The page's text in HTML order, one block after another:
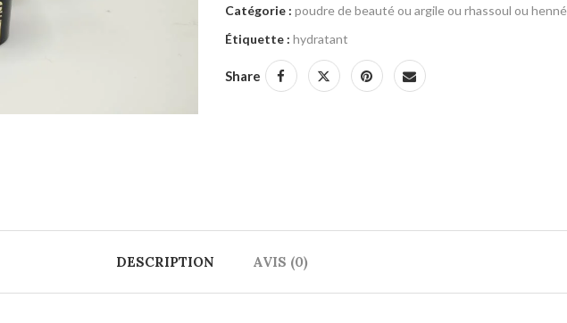
Catégorie : poudre de beauté ou argile ou rhassoul ou henné
Étiquette : hydratant
Share
DESCRIPTION AVIS (0)